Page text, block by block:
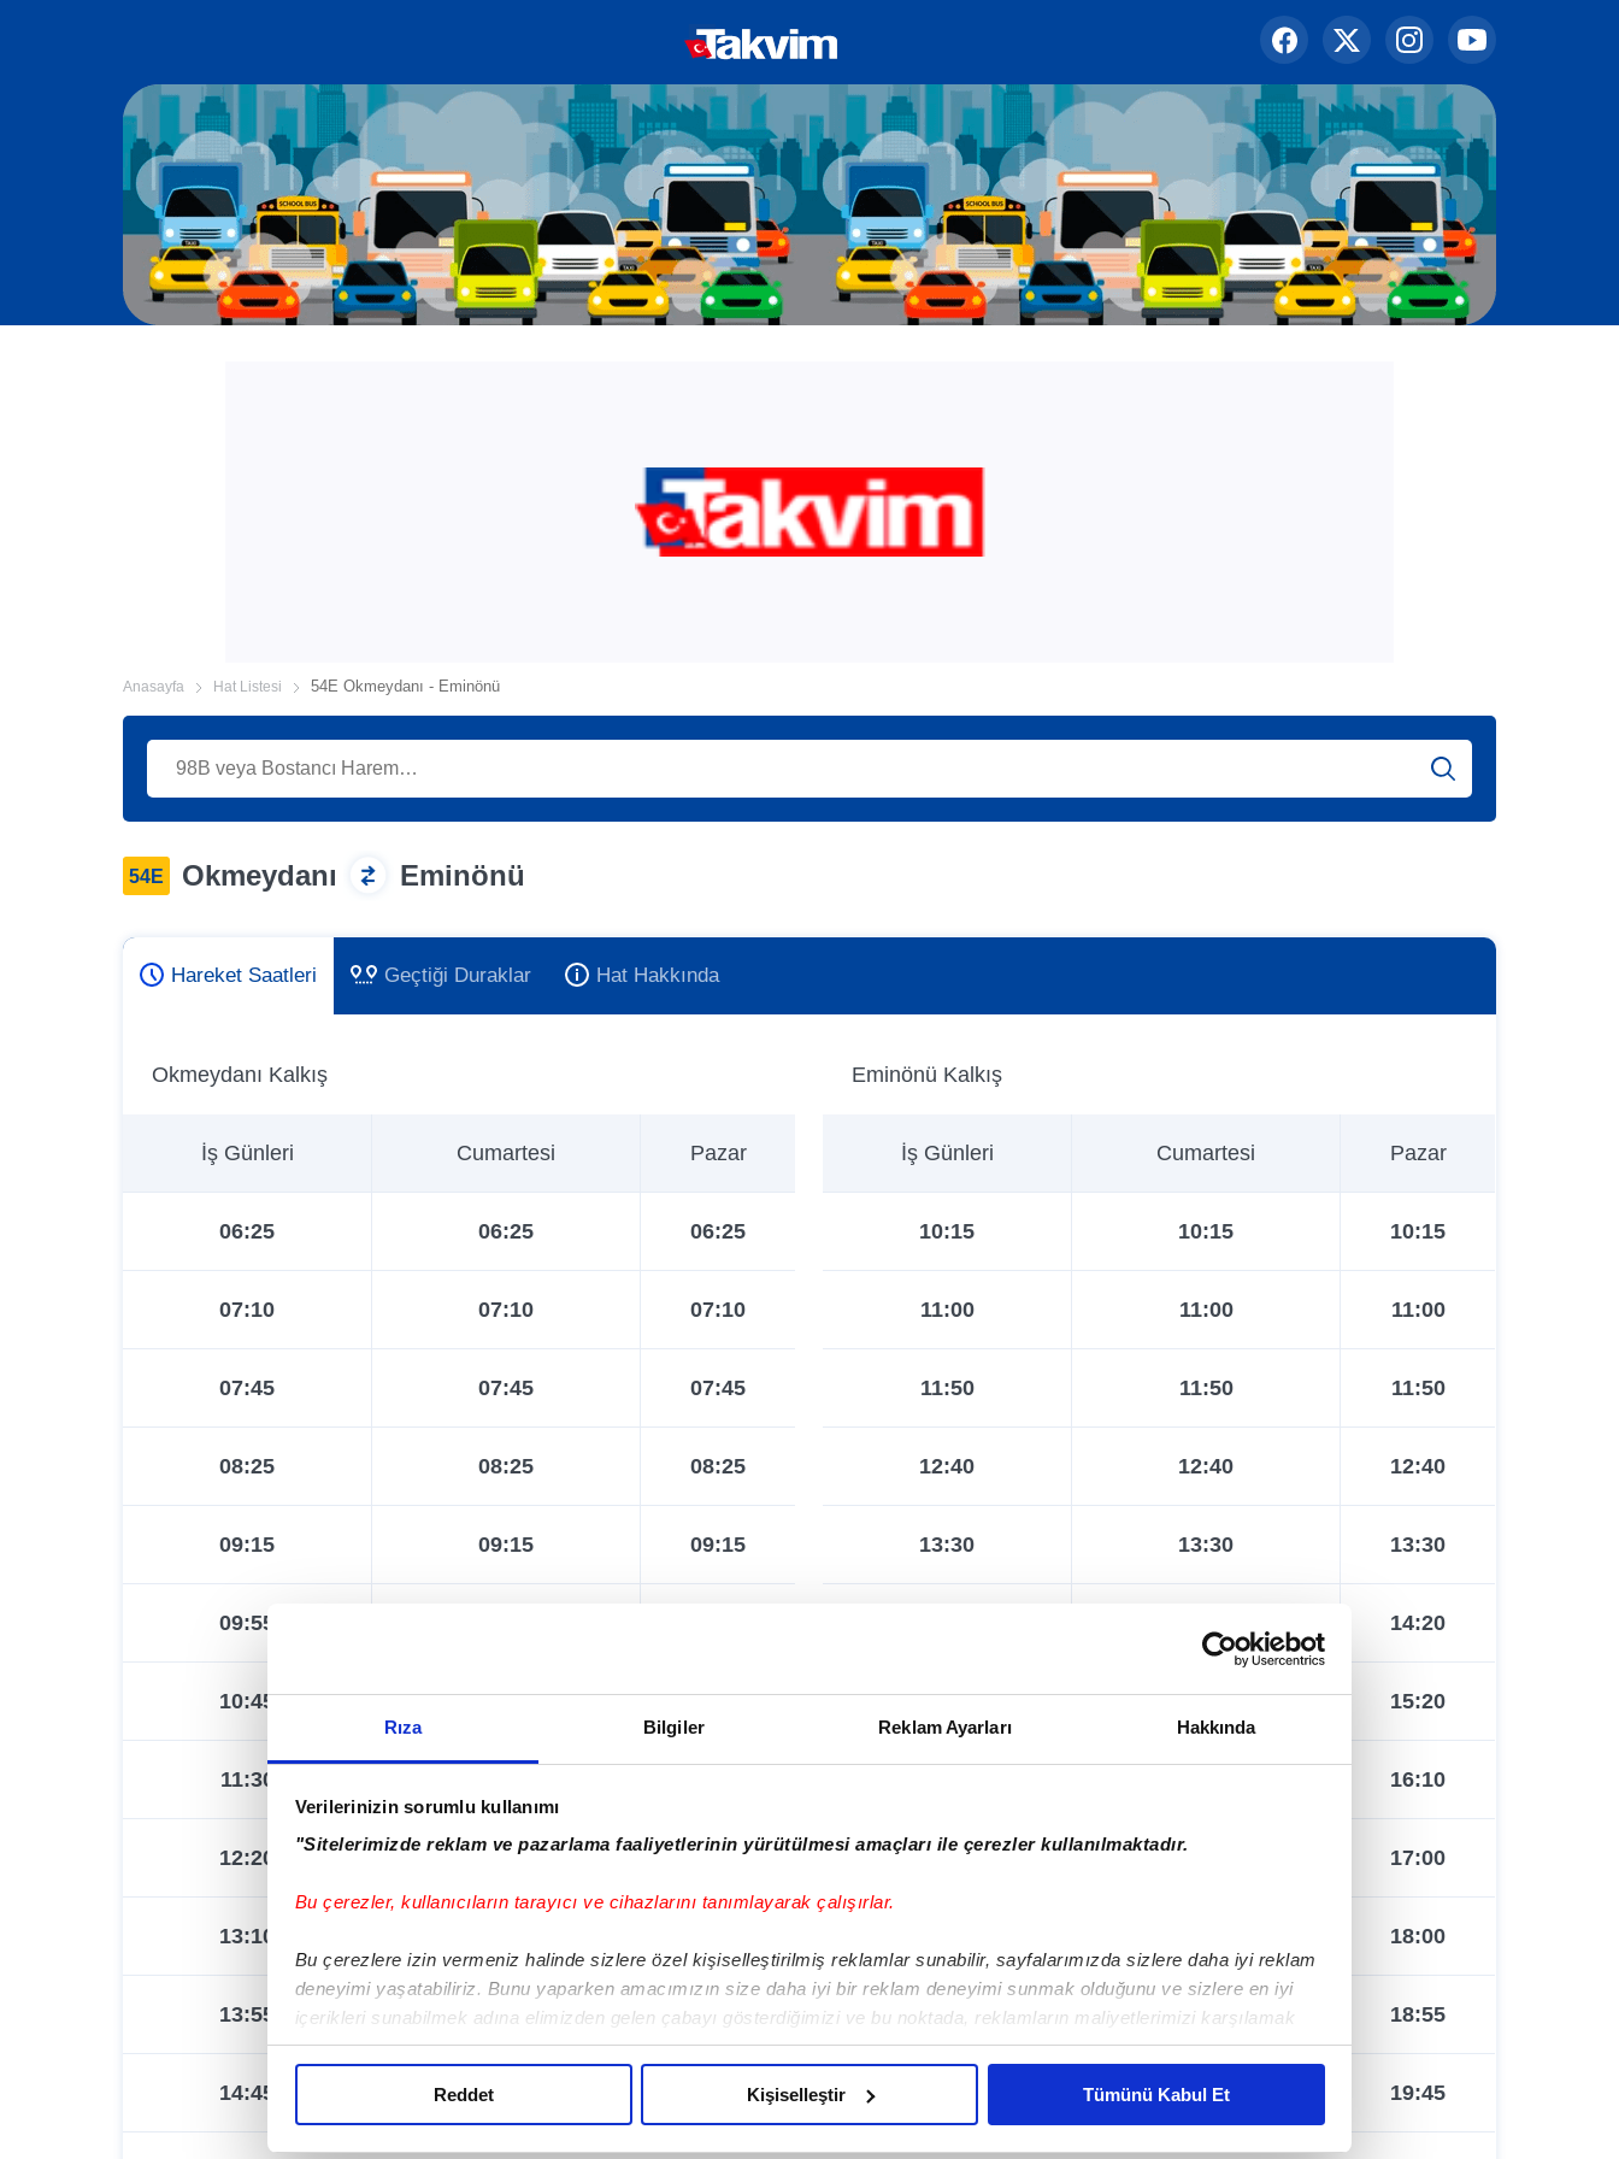
Rıza Bilgiler Reklam Ayarları Hakkında
Verilerinizin sorumlu kullanımı
"Sitelerimizde reklam ve pazarlama faaliyetlerinin yürütülmesi amaçları ile çerezler kullanılmaktadır.
Bu çerezler, kullanıcıların tarayıcı ve cihazlarını tanımlayarak çalışırlar.
Bu çerezlere izin vermeniz halinde sizlere özel kişiselleştirilmiş reklamlar sunabilir, sayfalarımızda sizlere daha iyi reklam
deneyimi yaşatabiliriz. Bunu yaparken amacımızın size daha iyi bir reklam deneyimi sunmak olduğunu ve sizlere en iyi
içerikleri sunabilmek adına elimizden gelen çabayı gösterdiğimizi ve bu noktada, reklamların maliyetlerimizi karşılamak
noktasında tek gelir kalemimiz olduğunu sizlere hatırlatmak isteriz.
Her halükârda, kullanıcılar, bu çerezlere izin vermedikleri takdirde, kullanıcılara hedefli reklamlar gösterilmeyecektir."
Reddet Kişiselleştir Tümünü Kabul Et
Anasayfa Hat Listesi 54E Okmeydanı - Eminönü
54E Okmeydanı Eminönü
Hareket Saatleri Geçtiği Duraklar Hat Hakkında
Okmeydanı Kalkış
İş Günleri Cumartesi Pazar
06:25 06:25 06:25
07:10 07:10 07:10
07:45 07:45 07:45
08:25 08:25 08:25
09:15 09:15 09:15
09:55
10:45 10:45 10:45
11:30
12:20 12:20 12:20
13:10
13:55 13:55 13:55
14:45 14:45
Eminönü Kalkış
İş Günleri Cumartesi Pazar
10:15 10:15 10:15
11:00 11:00 11:00
11:50 11:50 11:50
12:40 12:40 12:40
13:30 13:30 13:30
14:20
15:20 15:20 15:20
16:10
17:00 17:00 17:00
18:00
18:55 18:55 18:55
19:45 19:45